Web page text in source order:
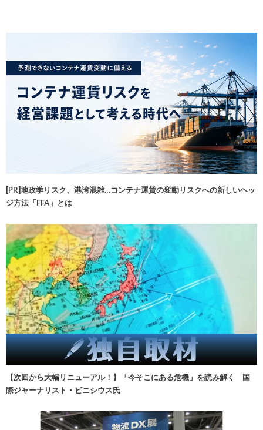
[PR]地政学リスク、港湾混雑…コンテナ運賃の変動リスクへの新しいヘッ
ジ方法「FFA」とは
【次回から大幅リニューアル！】「今そこにある危機」を読み解く 国
際ジャーナリスト・ビニシウス氏